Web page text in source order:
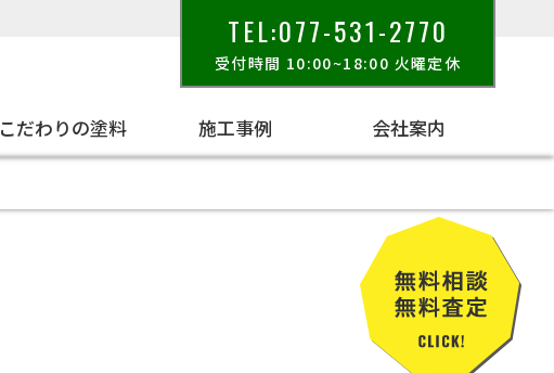
TEL:077-531-2770
受付時間 10:00~18:00 火曜定休
こだわりの塗料 施工事例 会社案内